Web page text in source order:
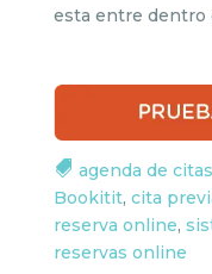
esta entre dentro
agenda de citas
Bookitit, cita
reserva online,
reservas online